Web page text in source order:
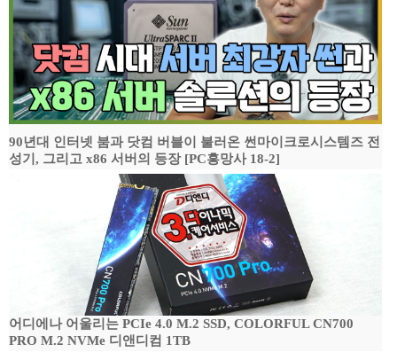
90년대 인터넷 붐과 닷컴 버블이 불러온 썬마이크로시스템즈 전
성기, 그리고 x86 서버의 등장 [PC흥망사 18-2]
어디에나 어울리는 PCIe 4.0 M.2 SSD, COLORFUL CN700
PRO M.2 NVMe 디앤디컴 1TB